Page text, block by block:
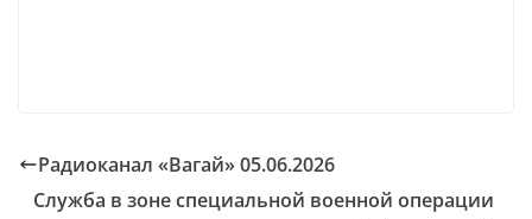
Радиоканал «Вагай» 05.06.2026
Служба в зоне специальной военной операции